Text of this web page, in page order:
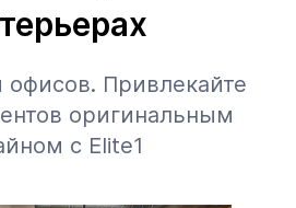
офисов. Привлекайте
оригинальным
с Elite1